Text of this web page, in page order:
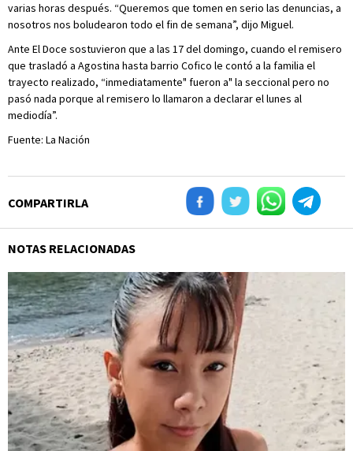
varias horas después. “Queremos que tomen en serio las denuncias, a
nosotros nos boludearon todo el fin de semana”, dijo Miguel.
Ante El Doce sostuvieron que a las 17 del domingo, cuando el remisero
que trasladó a Agostina hasta barrio Cofico le contó a la familia el
trayecto realizado, “inmediatamente" fueron a" la seccional pero no
pasó nada porque al remisero lo llamaron a declarar el lunes al
mediodía”.
Fuente: La Nación
COMPARTIRLA
NOTAS RELACIONADAS